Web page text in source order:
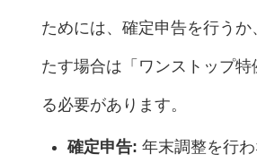
ためには、確定申告を行う
たす場合は「ワンストップ
る必要があります。
確定申告: 年末調整を行